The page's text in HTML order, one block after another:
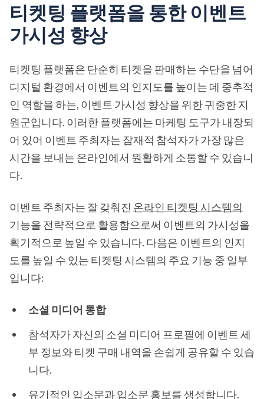
티켓팅 플랫폼을 통한 이벤트
가시성 향상
티켓팅 플랫폼은 단순히 티켓을 판매하는 수단을 넘어
디지털 환경에서 이벤트의 인지도를 높이는 데 중추적
인 역할을 하는, 이벤트 가시성 향상을 위한 귀중한 지
원군입니다. 이러한 플랫폼에는 마케팅 도구가 내장되
어 있어 이벤트 주최자는 잠재적 참석자가 가장 많은
시간을 보내는 온라인에서 원활하게 소통할 수 있습니
다.
이벤트 주최자는 잘 갖춰진 온라인 티켓팅 시스템의
기능을 전략적으로 활용함으로써 이벤트의 가시성을
획기적으로 높일 수 있습니다. 다음은 이벤트의 인지
도를 높일 수 있는 티켓팅 시스템의 주요 기능 중 일부
입니다:
소셜 미디어 통합
참석자가 자신의 소셜 미디어 프로필에 이벤트 세
부 정보와 티켓 구매 내역을 손쉽게 공유할 수 있습
니다.
유기적인 입소문과 입소문 홍보를 생성합니다.